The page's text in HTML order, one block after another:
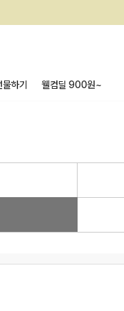
물하기 웰컴딜 900원~